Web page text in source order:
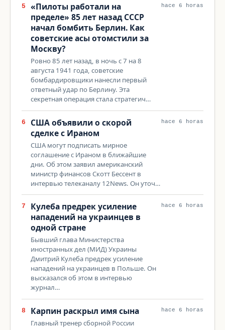
5
«Пилоты работали на
пределе» 85 лет назад СССР
начал бомбить Берлин. Как
советские асы отомстили за
Москву?
Ровно 85 лет назад, в ночь с 7 на 8
августа 1941 года, советские
бомбардировщики нанесли первый
ответный удар по Берлину. Эта
секретная операция стала стратегич…
hace 6 horas
6
США объявили о скорой
сделке с Ираном
США могут подписать мирное
соглашение с Ираном в ближайшие
дни. Об этом заявил американский
министр финансов Скотт Бессент в
интервью телеканалу 12News. Он уточ…
hace 6 horas
7
Кулеба предрек усиление
нападений на украинцев в
одной стране
Бывший глава Министерства
иностранных дел (МИД) Украины
Дмитрий Кулеба предрек усиление
нападений на украинцев в Польше. Он
высказался об этом в интервью
журнал…
hace 6 horas
8 Карпин раскрыл имя сына
Главный тренер сборной России
hace 6 horas